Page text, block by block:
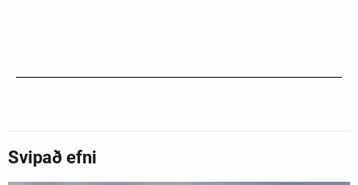
Svipað efni